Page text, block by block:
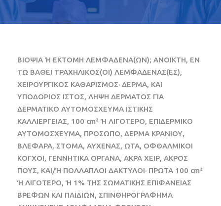
ΒΙΟΨΙΑ Ή ΕΚΤΟΜΗ ΛΕΜΦΑΔΕΝΑ(ΩΝ); ΑΝΟΙΚΤΗ, ΕΝ
ΤΩ ΒΑΘΕΙ ΤΡΑΧΗΛΙΚΟΣ(ΟΙ) ΛΕΜΦΑΔΕΝΑΣ(ΕΣ),
ΧΕΙΡΟΥΡΓΙΚΟΣ ΚΑΘΑΡΙΣΜΟΣ· ΔΕΡΜΑ, ΚΑΙ
ΥΠΟΔΟΡΙΟΣ ΙΣΤΟΣ, ΛΗΨΗ ΔΕΡΜΑΤΟΣ ΓΙΑ
ΔΕΡΜΑΤΙΚΟ ΑΥΤΟΜΟΣΧΕΥΜΑ ΙΣΤΙΚΗΣ
ΚΑΛΛΙΕΡΓΕΙΑΣ, 100 cm² Ή ΛΙΓΟΤΕΡΟ, ΕΠΙΔΕΡΜΙΚΟ
ΑΥΤΟΜΟΣΧΕΥΜΑ, ΠΡΟΣΩΠΟ, ΔΕΡΜΑ ΚΡΑΝΙΟΥ,
ΒΛΕΦΑΡΑ, ΣΤΟΜΑ, ΑΥΧΕΝΑΣ, ΩΤΑ, ΟΦΘΑΛΜΙΚΟΙ
ΚΟΓΧΟΙ, ΓΕΝΝΗΤΙΚΑ ΟΡΓΑΝΑ, ΑΚΡΑ ΧΕΙΡ, ΑΚΡΟΣ
ΠΟΥΣ, ΚΑΙ/Ή ΠΟΛΛΑΠΛΟΙ ΔΑΚΤΥΛΟΙ· ΠΡΩΤΑ 100 cm²
Ή ΛΙΓΟΤΕΡΟ, Ή 1% ΤΗΣ ΣΩΜΑΤΙΚΗΣ ΕΠΙΦΑΝΕΙΑΣ
ΒΡΕΦΩΝ ΚΑΙ ΠΑΙΔΙΩΝ, ΣΠΙΝΘΗΡΟΓΡΑΦΗΜΑ